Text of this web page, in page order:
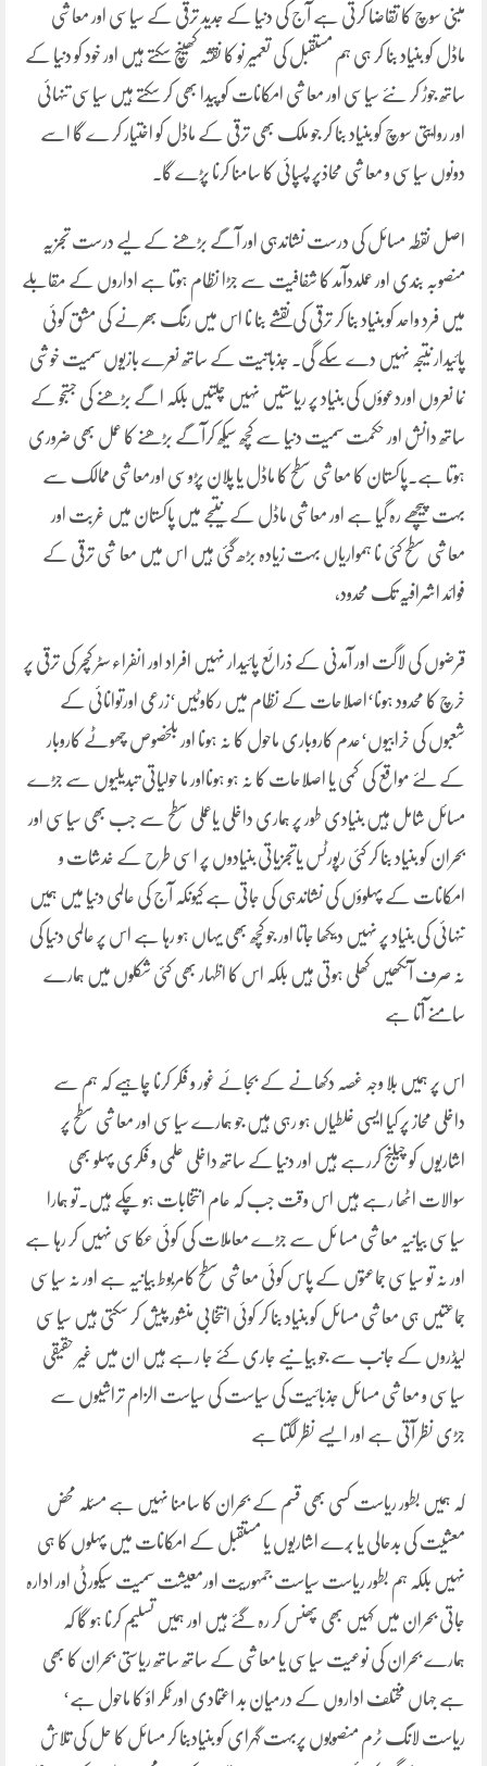
مبنی سوچ کا تقاضا کرتی ہے آج کی دنیا کے جدید ترقی کے سیاسی اور معاشی
ماڈل کو بنیاد بنا کر ہی ہم مستقبل کی تعمیر نو کا نقشہ کھینچ سکتے ہیں اور خود کو دنیا کے
ساتھ جوڑ کر نئے سیاسی اور معاشی امکانات کو پیدا بھی کر سکتے ہیں سیاسی تنہائی
اور روایتی سوچ کو بنیاد بنا کر جو ملک بھی ترقی کے ماڈل کو اختیار کر ے گا اسے
دونوں سیاسی و معاشی محاذپر پسپائی کا سامنا کرنا پڑے گا۔
اصل نقطہ مسائل کی درست نشاندہی اور آگے بڑھنے کے لیے درست تجزیہ
منصوبہ بندی اور عملددآمد کا شفافیت سے جڑا نظام ہوتا ہے اداروں کے مقابلے
میں فرد واحد کو بنیاد بنا کر ترقی کی نقشے بنا نا اس میں رنگ بھرنے کی مشق کوئی
پائیدار نتیجہ نہیں دے سکے گی۔ جذباتیت کے ساتھ نعرے بازیوں سمیت خوشی
نما نعروں اوردعوؤں کی بنیاد پر ریاستیں نہیں چلتیں بلکہ اگے بڑھنے کی جستجو کے
ساتھ دانش اور حکمت سمیت دنیا سے کچھ سیکھ کرآگے بڑھنے کا عمل بھی ضروری
ہوتا ہے۔پاکستان کا معاشی سطح کا ماڈل یا پلان پڑوسی اورمعاشی ممالک سے
بہت پیچھے رہ گیا ہے اور معاشی ماڈل کے نتیجے میں پاکستان میں غربت اور
معاشی سطح کئی نا ہمواریاں بہت زیادہ بڑھ گئی ہیں اس میں معا شی ترقی کے
فوائد اشرافیہ تک محدود،
قرضوں کی لاگت اور آمدنی کے ذرائع پائیدار نہیں افراد اور انفراء سٹر کچر کی ترقی پر
خرچ کا محدود ہونا‘اصلاحات کے نظام میں رکاوٹیں‘زرعی اورتوانائی کے
شعبوں کی خرابیوں‘عدم کاروباری ماحول کا نہ ہونا اور بلخصوص چھوٹے کاروبار
کے لئے مواقع کی کمی یا اصلاحات کا نہ ہو ہونااور ما حولیاتی تبدیلیوں سے جڑے
مسائل شامل ہیں بنیادی طور پر ہماری داخلی یاعملی سطح سے جب بھی سیاسی اور
بحران کو بنیاد بنا کر کئی رپورٹس یاتجزیاتی بنیادوں پر اسی طرح کے خدشات و
امکانات کے پہلوؤں کی نشاندہی کی جاتی ہے کیونکہ آج کی عالمی دنیا میں ہمیں
تنہائی کی بنیاد پر نہیں دیکھا جاتا اور جو کچھ بھی یہاں ہو رہا ہے اس پر عالمی دنیا کی
نہ صرف آنکھیں کھلی ہوتی ہیں بلکہ اس کا اظہار بھی کئی شکلوں میں ہمارے
سامنے آتا ہے
اس پر ہمیں بلا وجہ غصہ دکھانے کے بجائے غور و فکر کرنا چاہیے کہ ہم سے
داخلی محاز پر کیا ایسی غلطیاں ہو رہی ہیں جو ہمارے سیاسی اور معاشی سطح پر
اشاریوں کو چیلنج کررہے ہیں اور دنیا کے ساتھ داخلی علمی و فکری پہلو بھی
سوالات اٹھا رہے ہیں اس وقت جب کہ عام انتخابات ہو چکے ہیں۔تو ہمارا
سیاسی بیانیہ معاشی مسا ئل سے جڑے معاملات کی کوئی عکاسی نہیں کر رہا ہے
اور نہ تو سیاسی جماعتوں کے پاس کوئی معاشی سطح کامربوط بیانیہ ہے اور نہ سیاسی
جماعتیں ہی معاشی مسائل کو بنیاد بنا کر کوئی انتخابی منشور پیش کر سکتی ہیں سیاسی
لیڈروں کے جانب سے جو بیانیے جاری کئے جا رہے ہیں ان میں غیر حقیقی
سیاسی و معاشی مسائل جذبائیت کی سیاست کی سیاست الزام تراشیوں سے
جڑی نظر آتی ہے اور ایسے نظر لگتا ہے
کہ ہمیں بطور ریاست کسی بھی قسم کے بحران کا سامنا نہیں ہے مسئلہ محض
معشیت کی بدحالی یا بُرے اشاریوں یا مستقبل کے امکانات میں پہلوں کا ہی
نہیں بلکہ ہم بطور ریاست سیاست جمہوریت اورمعیشت سمیت سیکورٹی اور ادارہ
جاتی بحران میں کہیں بھی پھنس کر رہ گئے ہیں اور ہمیں تسلیم کرنا ہو گا کہ
ہمارے بحران کی نوعیت سیاسی یا معاشی کے ساتھ ساتھ ریاستی بحران کا بھی
ہے جہاں مختلف اداروں کے درمیان بد اعتمادی اور ٹکر اؤ کا ماحول ہے‘
ریاست لانگ ٹرم منصوبوں پربہت گہرای کو بنیادبنا کر مسائل کا حل کی تلاش